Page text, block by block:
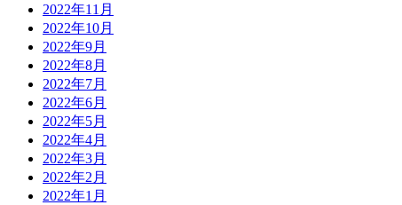
2022年11月
2022年10月
2022年9月
2022年8月
2022年7月
2022年6月
2022年5月
2022年4月
2022年3月
2022年2月
2022年1月